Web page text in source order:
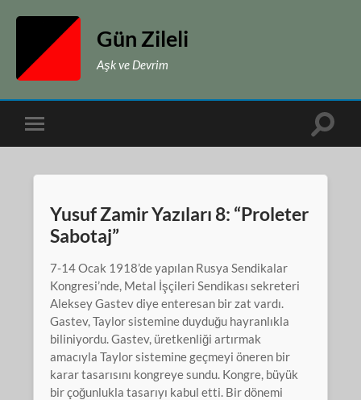
Gün Zileli
Aşk ve Devrim
Toggle
mobile
Toggle
Yusuf Zamir Yazıları 8: “Proleter
Sabotaj”
7-14 Ocak 1918’de yapılan Rusya Sendikalar
Kongresi’nde, Metal İşçileri Sendikası sekreteri
Aleksey Gastev diye enteresan bir zat vardı.
Gastev, Taylor sistemine duyduğu hayranlıkla
biliniyordu. Gastev, üretkenliği artırmak
amacıyla Taylor sistemine geçmeyi öneren bir
karar tasarısını kongreye sundu. Kongre, büyük
bir çoğunlukla tasarıyı kabul etti. Bir dönemi